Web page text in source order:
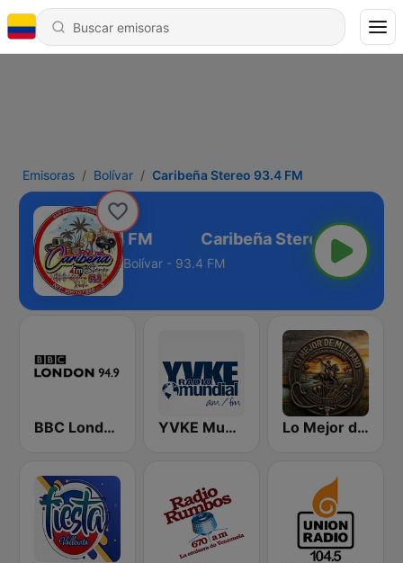
Emisoras Bolívar Caribeña Stereo 93.4 FM
Stereo 93.4 FM
Bolívar - 93.4 FM
BBC London YVKE Mundial Caracas Lo Mejor de Mi Llano